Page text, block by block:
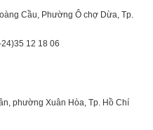
Cầu, Phường Ô chợ Dừa, Tp.
24)35 12 18 06
phường Xuân Hòa, Tp. Hồ Chí